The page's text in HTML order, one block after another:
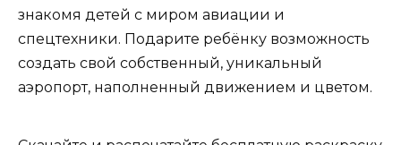
знакомя детей с миром авиации и
спецтехники. Подарите ребёнку возможность
создать свой собственный, уникальный
аэропорт, наполненный движением и цветом.